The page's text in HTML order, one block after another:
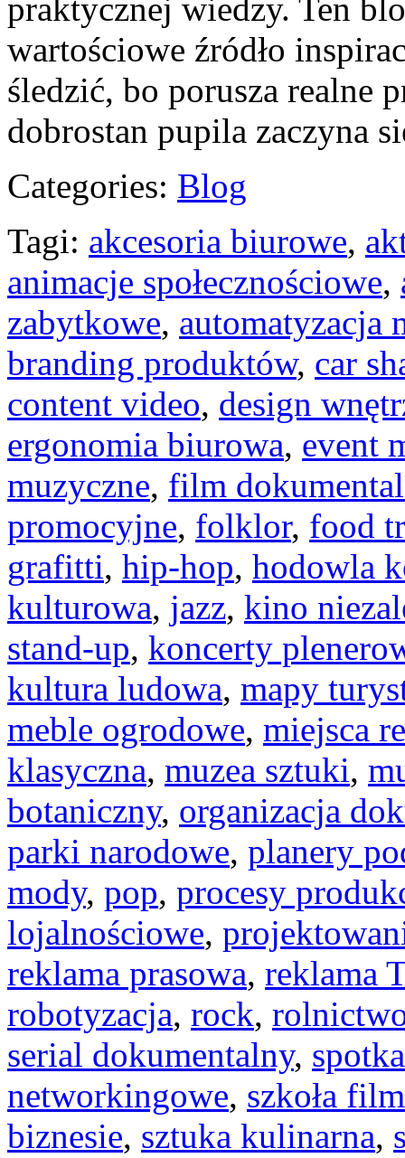
praktycznej wiedzy. Ten
wartościowe źródło
śledzić, bo porusza realne
dobrostan pupila zaczyna
Categories: Blog
Tagi: akcesoria biurowe,
animacje społecznościowe,
zabytkowe, automatyzacja
branding produktów, car
content video, design
ergonomia biurowa, event
muzyczne, film
promocyjne, folklor, food
grafitti, hip-hop, hodowla
kulturowa, jazz, kino
stand-up, koncerty
kultura ludowa, mapy
meble ogrodowe, miejsca
klasyczna, muzea sztuki,
botaniczny, organizacja
parki narodowe, planery
mody, pop, procesy
lojalnościowe,
reklama prasowa, reklama
robotyzacja, rock,
serial dokumentalny,
networkingowe, szkoła
biznesie, sztuka kulinarna,